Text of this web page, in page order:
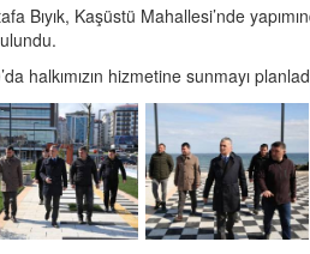
Bıyık, Kaşüstü Mahallesi’nde
halkımızın hizmetine sunmayı